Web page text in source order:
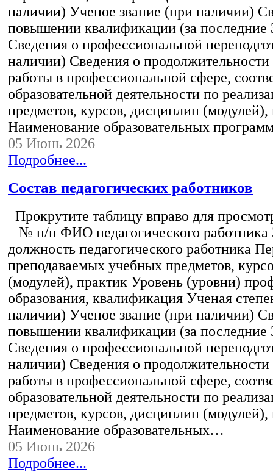
наличии) Ученое звание (при наличии)
повышении квалификации (за последние
Сведения о профессиональной
наличии) Сведения о
работы в профессиональной сфере,
образовательной деятельности по
предметов, курсов, дисциплин (модулей),
Наименование образовательных
05 Июнь 2026
Подробнее...
Состав педагогических работников
Прокрутите таблицу вправо для
№ п/п ФИО педагогического работника
должность педагогического работника
преподаваемых учебных предметов,
(модулей), практик Уровень (уровни)
образования, квалификация Ученая
наличии) Ученое звание (при наличии)
повышении квалификации (за последние
Сведения о профессиональной
наличии) Сведения о
работы в профессиональной сфере,
образовательной деятельности по
предметов, курсов, дисциплин (модулей),
Наименование образовательных…
05 Июнь 2026
Подробнее...